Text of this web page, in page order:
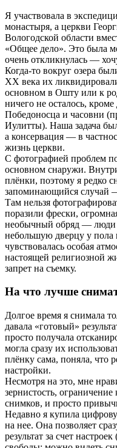
Я участвовала в
монастыря, а церкви
Вологодской области
«Общее дело». Это была
очень откликнулась —
Когда-то вокруг озера
XX века их
основном в Ошту или к
ничего не осталось,
Победоносца и часовни
Иулитты). Наша задача
а консервация — в
жизнь церкви.
С фотографией проблем
основном снаружи.
плёнки, поэтому я редко
запоминающийся случай
Там нельзя
поразили фрески,
необычный обряд — люди
небольшую дверцу у
чувствовалась особая
настоящей религиозной
запрет на съемку.
На что лучше
Долгое время я снимала
давала «готовый»
просто получала
могла сразу их
плёнку сама, поняла, что
настройки.
Несмотря на это, мне
зернистость,
снимков, и просто
Недавно я купила
на нее. Она позволяет
результат за счет